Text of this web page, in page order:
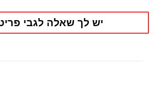
יש לך שאלה לגבי